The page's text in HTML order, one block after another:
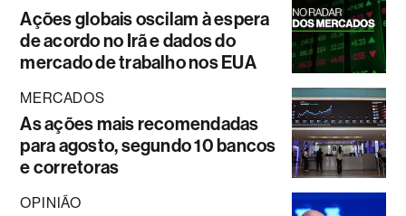
Ações globais oscilam à espera
de acordo no Irã e dados do
mercado de trabalho nos EUA
MERCADOS
As ações mais recomendadas
para agosto, segundo 10 bancos
e corretoras
OPINIÃO